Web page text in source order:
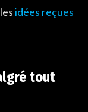
idées reçues
tout